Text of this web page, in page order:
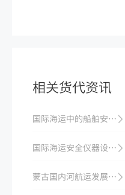
相关货代资讯
国际海运中的船舶安全与维护
国际海运安全仪器设备必备清单
蒙古国内河航运发展迅速，对促进本国经济增长有重要作用